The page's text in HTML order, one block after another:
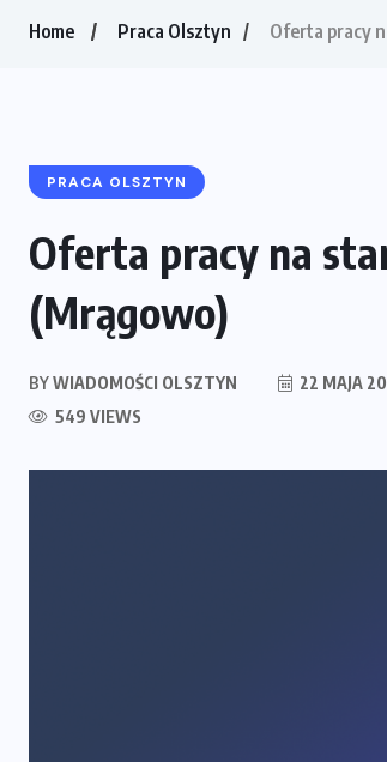
Home Praca Olsztyn Oferta pracy
PRACA OLSZTYN
Oferta pracy na
(Mrągowo)
BYWIADOMOŚCI OLSZTYN 22 MAJA
549 VIEWS